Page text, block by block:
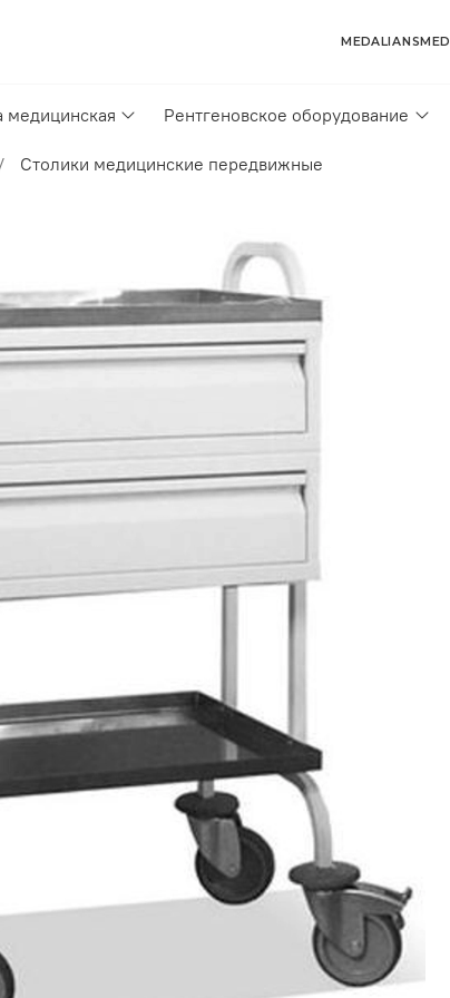
MEDALIANSMED
Рентгеновское оборудование
Столики медицинские передвижные